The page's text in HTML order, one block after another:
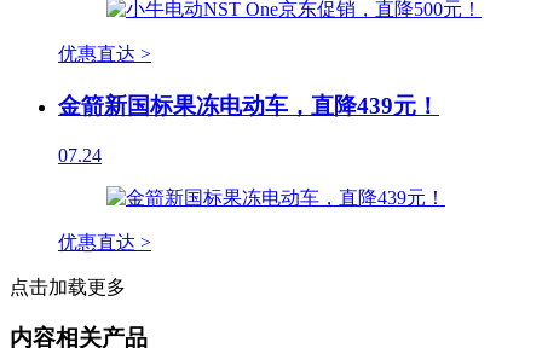
优惠直达 >
金箭新国标果冻电动车，直降439元！
07.24
优惠直达 >
点击加载更多
内容相关产品